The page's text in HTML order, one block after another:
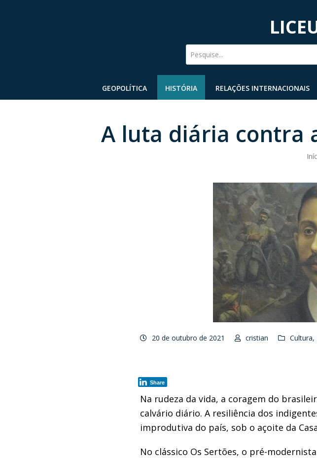
Pesquise...
GEOPOLÍTICA HISTÓRIA RELAÇÕES INTERNACIONAIS
A luta diária contra
20 de outubro de 2021 cristian Cultura,
Share
Na rudeza da vida, a coragem do
calvário diário. A resiliência dos
improdutiva do país, sob o açoite da
No clássico Os Sertões, o pré-